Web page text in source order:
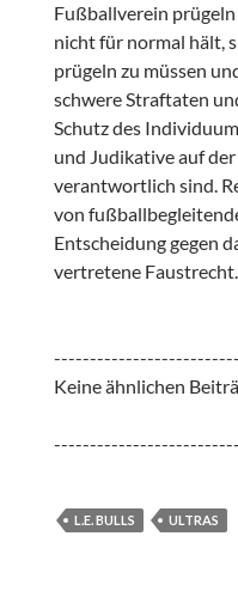
Fußballverein prügeln
nicht für normal hält,
prügeln zu müssen
schwere Straftaten
Schutz des
und Judikative auf
verantwortlich sind.
von
Entscheidung gegen
vertretene Faustrecht.
Keine ähnlichen
L.E. BULLS ULTRAS